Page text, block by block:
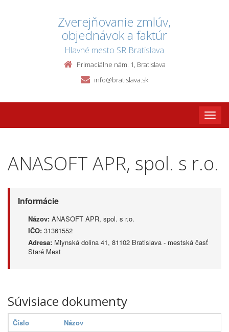
Zverejňovanie zmlúv,
objednávok a faktúr
Hlavné mesto SR Bratislava
Primaciálne nám. 1, Bratislava
info@bratislava.sk
Toggle
ANASOFT APR, spol. s r.o.
Informácie
Názov: ANASOFT APR, spol. s r.o.
IČO: 31361552
Adresa: Mlynská dolina 41, 81102 Bratislava - mestská časť
Staré Mest
Súvisiace dokumenty
Číslo
Názov